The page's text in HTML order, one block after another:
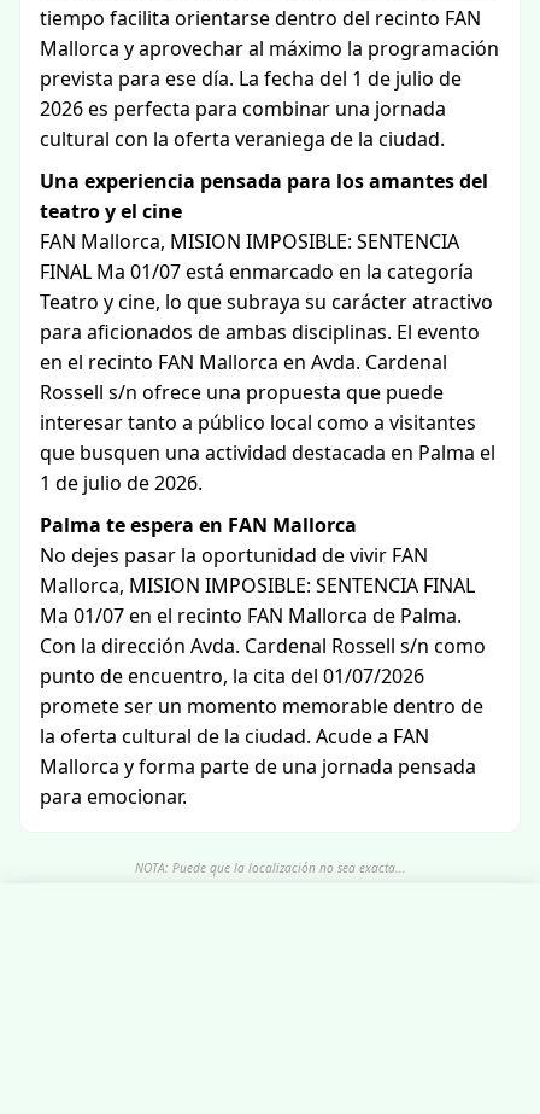
tiempo facilita orientarse dentro del recinto FAN
Mallorca y aprovechar al máximo la programación
prevista para ese día. La fecha del 1 de julio de
2026 es perfecta para combinar una jornada
cultural con la oferta veraniega de la ciudad.
Una experiencia pensada para los amantes del
teatro y el cine
FAN Mallorca, MISION IMPOSIBLE: SENTENCIA
FINAL Ma 01/07 está enmarcado en la categoría
Teatro y cine, lo que subraya su carácter atractivo
para aficionados de ambas disciplinas. El evento
en el recinto FAN Mallorca en Avda. Cardenal
Rossell s/n ofrece una propuesta que puede
interesar tanto a público local como a visitantes
que busquen una actividad destacada en Palma el
1 de julio de 2026.
Palma te espera en FAN Mallorca
No dejes pasar la oportunidad de vivir FAN
Mallorca, MISION IMPOSIBLE: SENTENCIA FINAL
Ma 01/07 en el recinto FAN Mallorca de Palma.
Con la dirección Avda. Cardenal Rossell s/n como
punto de encuentro, la cita del 01/07/2026
promete ser un momento memorable dentro de
la oferta cultural de la ciudad. Acude a FAN
Mallorca y forma parte de una jornada pensada
para emocionar.
NOTA: Puede que la localización no sea exacta...